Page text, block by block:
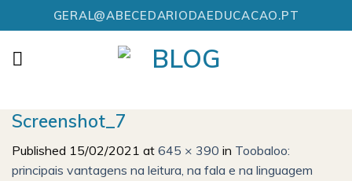
to
content
GERAL@ABECEDARIODAEDUCACAO.PT
Screenshot_7
Published 15/02/2021 at 645 × 390 in Toobaloo:
principais vantagens na leitura, na fala e na linguagem